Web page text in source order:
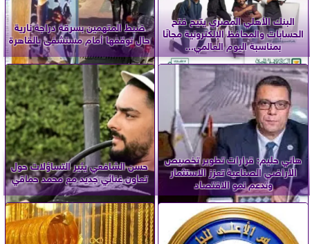
البنك الأهلي المصري يتيح فتح
الحسابات والمحافظ الإلكترونية مجانًا
بمناسبة اليوم العالمي...
ضبط المتهمين بسرقة دراجة نارية
حال توقفها أمام مستشفى بالقاهرة
هاني حليم: قرارات تطوير تخصيص
الأراضي الصناعية تعزز الاستثمار
وتدعم نمو الاقتصاد
حسن الشافعي يثير التساؤلات حول
تعاون غنائي جديد مع محمد حماقي